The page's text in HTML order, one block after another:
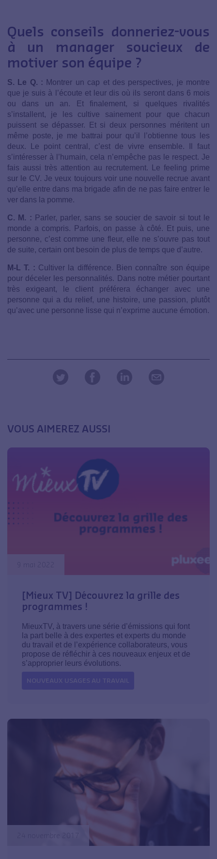
Quels conseils donneriez-vous
à un manager soucieux de
motiver son équipe ?
S. Le Q. : Montrer un cap et des perspectives, je montre
que je suis à l’écoute et leur dis où ils seront dans 6 mois
ou dans un an. Et finalement, si quelques rivalités
s’installent, je les cultive sainement pour que chacun
puissent se dépasser. Et si deux personnes méritent un
même poste, je me battrai pour qu’il l’obtienne tous les
deux. Le point central, c’est de vivre ensemble. Il faut
s’intéresser à l’humain, cela n’empêche pas le respect. Je
fais aussi très attention au recrutement. Le feeling prime
sur le CV. Je veux toujours voir une nouvelle recrue avant
qu’elle entre dans ma brigade afin de ne pas faire entrer le
ver dans la pomme.
C. M. : Parler, parler, sans se soucier de savoir si tout le
monde a compris. Parfois, on passe à côté. Et puis, une
personne, c’est comme une fleur, elle ne s’ouvre pas tout
de suite, certain ont besoin de plus de temps que d’autre.
M-L T. : Cultiver la différence. Bien connaître son équipe
pour déceler les personnalités. Dans notre métier pourtant
très exigeant, le client préférera échanger avec une
personne qui a du relief, une histoire, une passion, plutôt
qu’avec une personne lisse qui n’exprime aucune émotion.
VOUS AIMEREZ AUSSI
9 mai 2022
[Mieux TV] Découvrez la grille des
programmes !
MieuxTV, à travers une série d’émissions qui font
la part belle à des expertes et experts du monde
du travail et de l’expérience collaborateurs, vous
propose de réfléchir à ces nouveaux enjeux et de
s’approprier leurs évolutions.
NOUVEAUX USAGES AU TRAVAIL